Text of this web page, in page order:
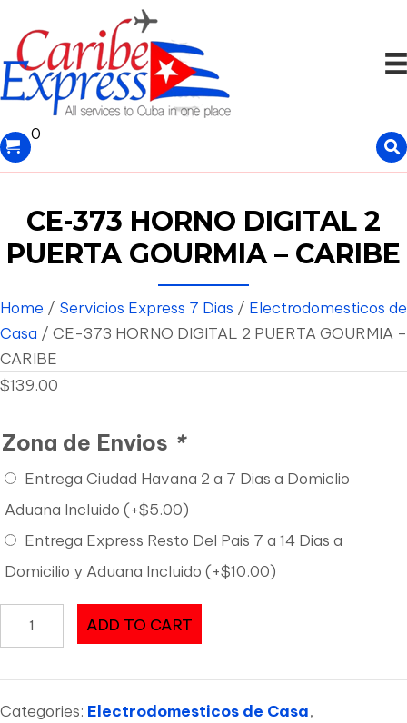
0
CE-373 HORNO DIGITAL 2
PUERTA GOURMIA – CARIBE
Home / Servicios Express 7 Dias / Electrodomesticos de
Casa / CE-373 HORNO DIGITAL 2 PUERTA GOURMIA –
CARIBE
$139.00
Zona de Envios *
Entrega Ciudad Havana 2 a 7 Dias a Domiclio
Aduana Incluido (+$5.00)
Entrega Express Resto Del Pais 7 a 14 Dias a
Domicilio y Aduana Incluido (+$10.00)
2
ADD TO CART
Categories: Electrodomesticos de Casa,